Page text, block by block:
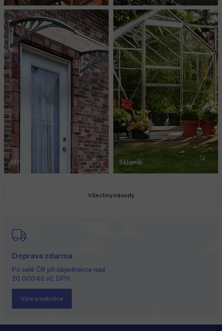
Doprava zdarma
Po celé ČR při objednávce nad
20 000 Kč vč. DPH
Více o nabídce
Stříška Skleník
Všechny návody